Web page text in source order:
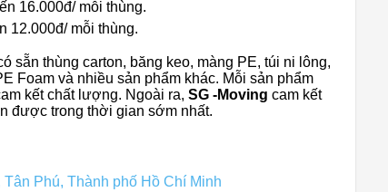
16.000đ/ mỗi thùng.
12.000đ/ mỗi thùng.
sẵn thùng carton, băng keo, màng PE, túi ni lông,
Foam và nhiều sản phẩm khác. Mỗi sản phẩm
kết chất lượng. Ngoài ra, SG -Moving cam kết
được trong thời gian sớm nhất.
Phú, Thành phố Hồ Chí Minh